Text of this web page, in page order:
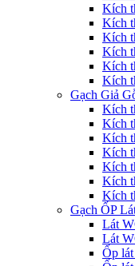
Kích
Kích
Kích
Kích
Kích
Kích
Gạch Giả
Kích
Kích
Kích
Kích
Kích
Kích
Kích
Gạch ỐP
Lát
Lát
Ốp